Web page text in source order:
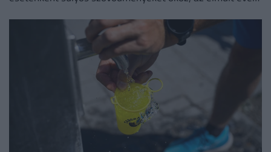
biztonságosságát.